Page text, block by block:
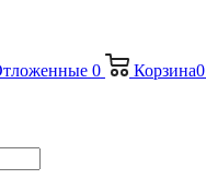
0 Корзина0